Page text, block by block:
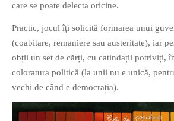
care se poate delecta oricine.
Practic, jocul îți solicită formarea unui
(coabitare, remaniere sau austeritate), iar
obții un set de cărți, cu catindații potriviți,
coloratura politică (la unii nu e unică,
vechi de când e democrația).